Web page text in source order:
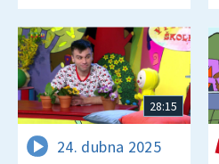
28:15
24. dubna 2025